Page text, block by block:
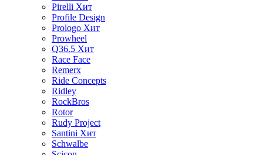
Pirelli Хит
Profile Design
Prologo Хит
Prowheel
Q36.5 Хит
Race Face
Remerx
Ride Concepts
Ridley
RockBros
Rotor
Rudy Project
Santini Хит
Schwalbe